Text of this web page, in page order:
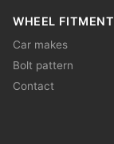
WHEEL FITMENT
Car makes
Bolt pattern
Contact